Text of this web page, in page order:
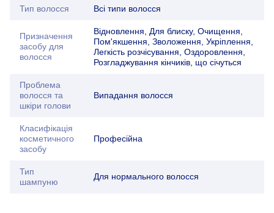
Тип волосся Всі типи волосся
Призначення
засобу для
волосся
Відновлення, Для блиску, Очищення,
Пом'якшення, Зволоження, Укріплення,
Легкість розчісування, Оздоровлення,
Розгладжування кінчиків, що січуться
Проблема
волосся та
шкіри голови
Випадання волосся
Класифікація
косметичного
засобу
Професійна
Тип
шампуню
Для нормального волосся